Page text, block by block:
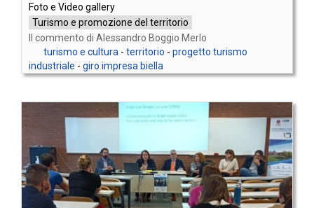
Foto e Video gallery
Turismo e promozione del territorio
Il commento di Alessandro Boggio Merlo
turismo e cultura- territorio - progetto turismo
industriale - giro impresa biella